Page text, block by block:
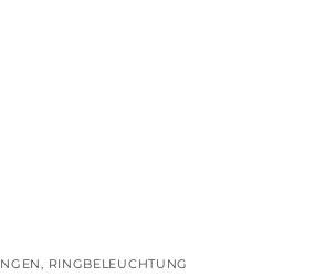
RINGBELEUCHTUNG